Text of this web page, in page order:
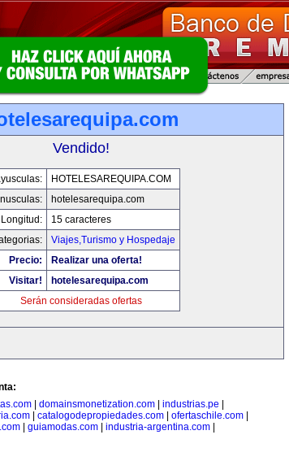
Vendido!
HOTELESAREQUIPA.COM
hotelesarequipa.com
Longitud:
15 caracteres
Viajes,Turismo y Hospedaje
Precio:
Realizar una oferta!
Visitar!
hotelesarequipa.com
Serán consideradas ofertas
domainsmonetization.com industrias.pe
| catalogodepropiedades.com| ofertaschile.com|
guiamodas.com industria-argentina.com